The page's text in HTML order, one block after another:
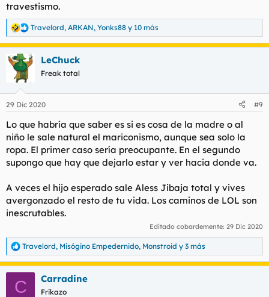
travestismo.
R
e
a
c
c
e
:
Travelord, ARKAN, Yonks88 y 10 más
LeChuck
Freak total
29 Dic 2020 #9
Lo que habría que saber es si es cosa de la madre o al
niño le sale natural el mariconismo, aunque sea solo la
ropa. El primer caso sería preocupante. En el segundo
supongo que hay que dejarlo estar y ver hacia donde va.
A veces el hijo esperado sale Aless Jibaja total y vives
avergonzado el resto de tu vida. Los caminos de LOL son
inescrutables.
Editado cobardemente: 29 Dic 2020
R
e
a
Travelord, Misógino Empedernido, Monstroid y 3 más
C Carradine
Frikazo